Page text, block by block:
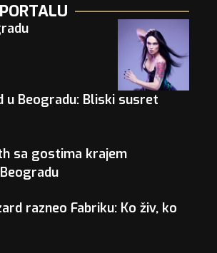
u Beogradu: Bliski susret
sa gostima krajem
razneo Fabriku: Ko živ, ko